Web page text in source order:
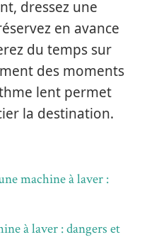
dressez une
en avance
du temps sur
des moments
lent permet
la destination.
machine à laver :
à laver : dangers et